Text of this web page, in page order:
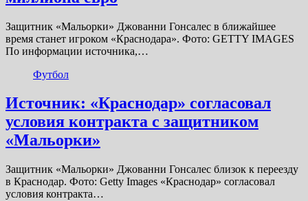
Защитник «Мальорки» Джованни Гонсалес в ближайшее
время станет игроком «Краснодара». Фото: GETTY IMAGES
По информации источника,…
Футбол
Источник: «Краснодар» согласовал
условия контракта с защитником
«Мальорки»
Защитник «Мальорки» Джованни Гонсалес близок к переезду
в Краснодар. Фото: Getty Images «Краснодар» согласовал
условия контракта…